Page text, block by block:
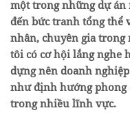
một trong những dự án
đến bức tranh tổng thể
nhân, chuyên gia trong
tôi có cơ hội lắng nghe
dựng nên doanh
như định hướng phong
trong nhiều lĩnh vực.